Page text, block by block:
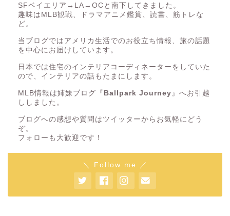
SFベイエリア→LA→OCと南下してきました。
趣味はMLB観戦、ドラマアニメ鑑賞、読書、筋トレな
ど。
当ブログではアメリカ生活でのお役立ち情報、旅の話題
を中心にお届けしています。
日本では住宅のインテリアコーディネーターをしていた
ので、インテリアの話もたまにします。
MLB情報は姉妹ブログ『 Ballpark Journey 』へお引越
ししました。
ブログへの感想や質問はツイッターからお気軽にどう
ぞ。
フォローも大歓迎です！
＼ Follow me ／